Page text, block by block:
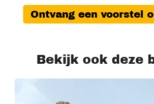
Ontvang een voorstel
Bekijk ook deze